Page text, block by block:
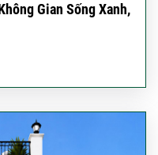
Gian Sống Xanh,